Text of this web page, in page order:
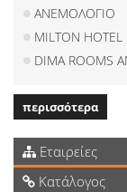
ΑΝΕΜΟΛΟΓΙΟ
MILTON HOTEL
DIMA ROOMS
περισσότερα
Εταιρείες
Κατάλογος